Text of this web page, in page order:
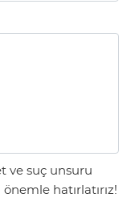
ve suç unsuru
hatırlatırız!